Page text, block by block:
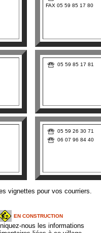
FAX 05 59 85 17 80
05 59 85 17 81
05 59 26 30 71
06 07 96 84 40
vignettes pour vos courriers.
EN CONSTRUCTION
nous les informations